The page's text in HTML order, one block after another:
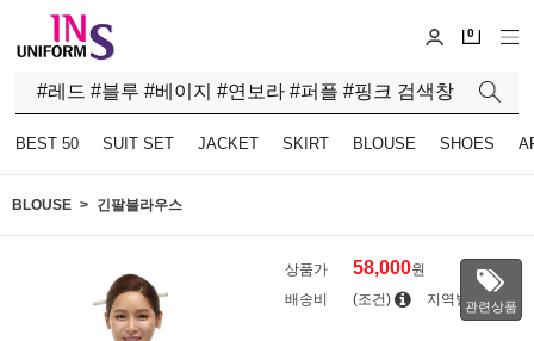
0
BEST 50 SUIT SET JACKET SKIRT BLOUSE SHOES
BLOUSE 긴팔블라우스
상품가 58,000원
배송비
(조건) 지역별관련상품